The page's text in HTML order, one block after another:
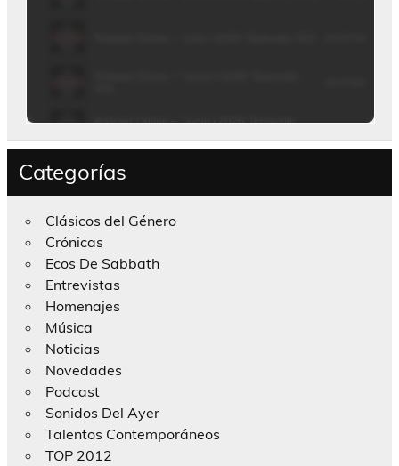
Categorías
Clásicos del Género
Crónicas
Ecos De Sabbath
Entrevistas
Homenajes
Música
Noticias
Novedades
Podcast
Sonidos Del Ayer
Talentos Contemporáneos
TOP 2012